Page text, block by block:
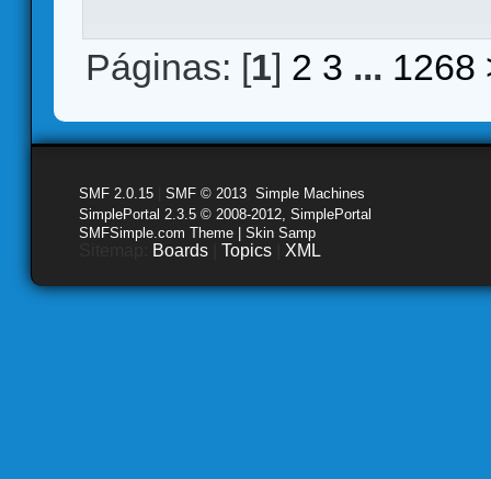
Páginas: [1] 2 3 ... 1268
SMF 2.0.15 SMF © 2013 Simple Machines
SimplePortal 2.3.5 © 2008-2012, SimplePortal
SMFSimple.com Theme | Skin Samp
Boards Topics XML